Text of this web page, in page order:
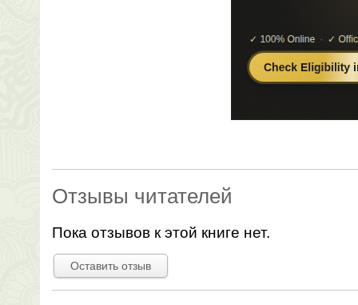
Отзывы читателей
Пока отзывов к этой книге нет.
Оставить отзыв